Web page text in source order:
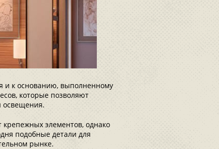
и к основанию, выполненному
которые позволяют
освещения.
крепежных элементов, однако
подобные детали для
рынке.